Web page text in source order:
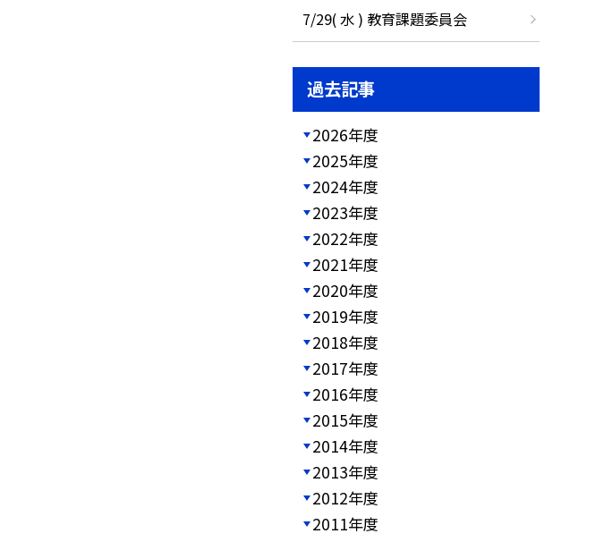
7/29( 水 ) 教育課題委員会
過去記事
2026年度
2025年度
2024年度
2023年度
2022年度
2021年度
2020年度
2019年度
2018年度
2017年度
2016年度
2015年度
2014年度
2013年度
2012年度
2011年度